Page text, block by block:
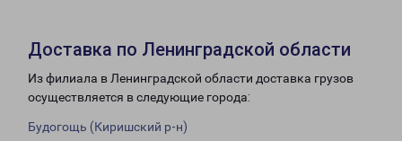
Доставка по Ленинградской области
Из филиала в Ленинградской области доставка грузов
осуществляется в следующие города:
Будогощь (Киришский р-н)